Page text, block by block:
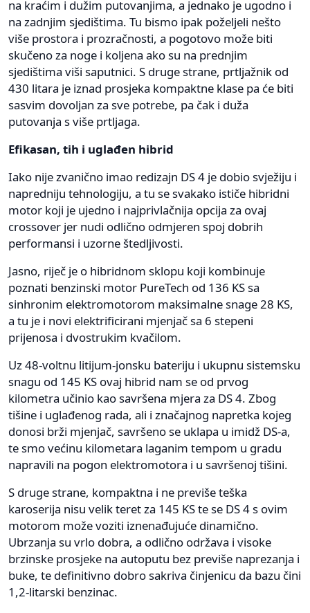
na kraćim i dužim putovanjima, a jednako je ugodno i
na zadnjim sjedištima. Tu bismo ipak poželjeli nešto
više prostora i prozračnosti, a pogotovo može biti
skučeno za noge i koljena ako su na prednjim
sjedištima viši saputnici. S druge strane, prtljažnik od
430 litara je iznad prosjeka kompaktne klase pa će biti
sasvim dovoljan za sve potrebe, pa čak i duža
putovanja s više prtljaga.
Efikasan, tih i uglađen hibrid
Iako nije zvanično imao redizajn DS 4 je dobio svježiju i
napredniju tehnologiju, a tu se svakako ističe hibridni
motor koji je ujedno i najprivlačnija opcija za ovaj
crossover jer nudi odlično odmjeren spoj dobrih
performansi i uzorne štedljivosti.
Jasno, riječ je o hibridnom sklopu koji kombinuje
poznati benzinski motor PureTech od 136 KS sa
sinhronim elektromotorom maksimalne snage 28 KS,
a tu je i novi elektrificirani mjenjač sa 6 stepeni
prijenosa i dvostrukim kvačilom.
Uz 48-voltnu litijum-jonsku bateriju i ukupnu sistemsku
snagu od 145 KS ovaj hibrid nam se od prvog
kilometra učinio kao savršena mjera za DS 4. Zbog
tišine i uglađenog rada, ali i značajnog napretka kojeg
donosi brži mjenjač, savršeno se uklapa u imidž DS-a,
te smo većinu kilometara laganim tempom u gradu
napravili na pogon elektromotora i u savršenoj tišini.
S druge strane, kompaktna i ne previše teška
karoserija nisu velik teret za 145 KS te se DS 4 s ovim
motorom može voziti iznenađujuće dinamično.
Ubrzanja su vrlo dobra, a odlično održava i visoke
brzinske prosjeke na autoputu bez previše naprezanja i
buke, te definitivno dobro sakriva činjenicu da bazu čini
1,2-litarski benzinac.